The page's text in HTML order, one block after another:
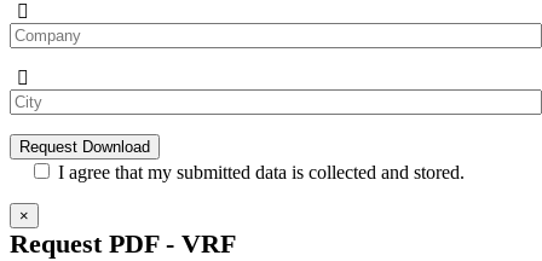
I agree that my submitted data is collected and stored.
×
Request PDF - VRF